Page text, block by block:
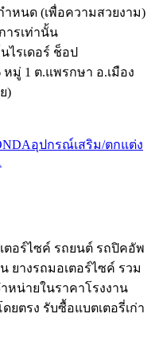
หนด (เพื่อความสวยงาม)
ารเท่านั้น
นไรเดอร์ ช็อป
หมู่ 1 ต.แพรกษา อ.เมือง
)
อุปกรณ์เสริม/ตกแต่ง
ตอร์ไซค์ รถยนต์ รถปิคอัพ
ยางรถมอเตอร์ไซค์ รวม
หน่ายในราคาโรงงาน
ตรง รับซื้อแบตเตอรี่เก่า